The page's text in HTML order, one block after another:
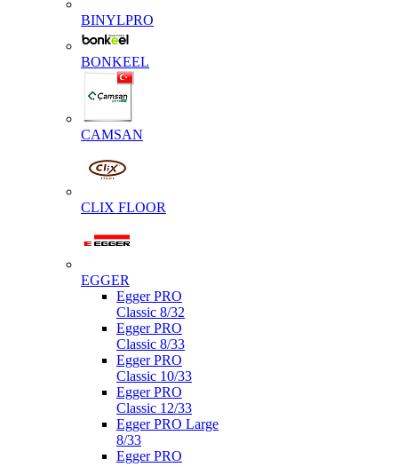
BINYLPRO
BONKEEL
CAMSAN
CLIX FLOOR
EGGER
Egger PRO
Classic 8/32
Egger PRO
Classic 8/33
Egger PRO
Classic 10/33
Egger PRO
Classic 12/33
Egger PRO Large
8/33
Egger PRO